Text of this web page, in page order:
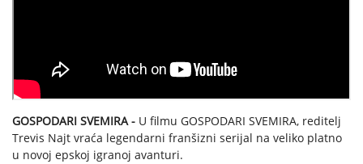
GOSPODARI SVEMIRA - U filmu GOSPODARI SVEMIRA, reditelj
Trevis Najt vraća legendarni franšizni serijal na veliko platno
u novoj epskoj igranoj avanturi.